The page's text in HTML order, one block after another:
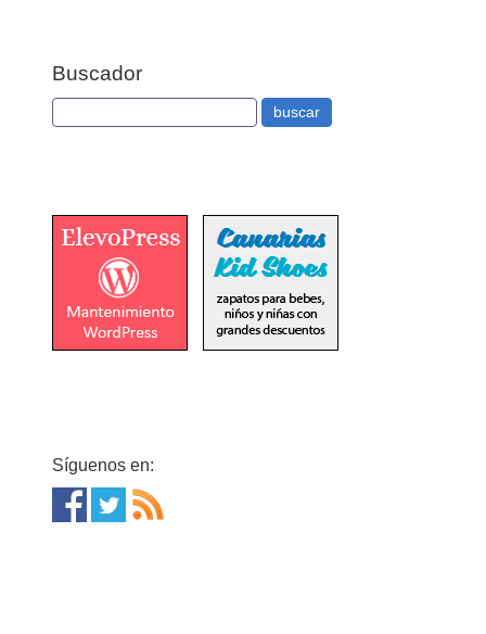
Buscador
Síguenos en: